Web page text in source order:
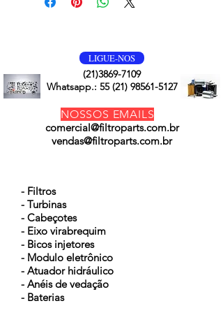
LIGUE-NOS
(21)3869-7109
Whatsapp.: 55 (21) 98561-5127
NOSSOS EMAILS
comercial@filtroparts.com.br
vendas@filtroparts.com.br
- Filtros
- Turbinas
- Cabeçotes
- Eixo virabrequim
- Bicos injetores
- Modulo eletrônico
- Atuador hidráulico
- Anéis de vedação
- Baterias